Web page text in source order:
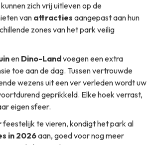
zich vrij uitleven op de
van attracties aangepast aan hun
zones van het park veilig
en Dino-Landvoegen een extra
toe aan de dag. Tussen vertrouwde
wezens uit een ver verleden wordt uw
geprikkeld. Elke hoek verrast,
eigen sfeer.
feestelijk te vieren, kondigt het park al
in 2026aan, goed voor nog meer